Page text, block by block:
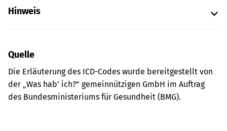
Hinweis
Quelle
Die Erläuterung des ICD-Codes wurde bereitgestellt von
der „Was hab’ ich?” gemeinnützigen GmbH im Auftrag
des Bundesministeriums für Gesundheit (BMG).